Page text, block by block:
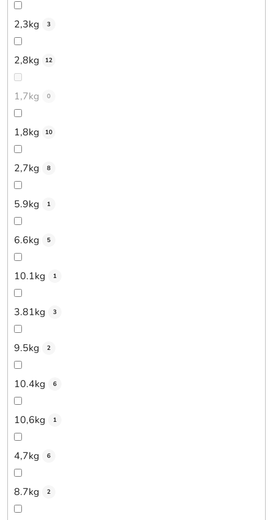
2,3kg 3
2,8kg 12
1,7kg 0
1,8kg 10
2,7kg 8
5.9kg 1
6.6kg 5
10.1kg 1
3.81kg 3
9.5kg 2
10.4kg 6
10,6kg 1
4,7kg 6
8.7kg 2